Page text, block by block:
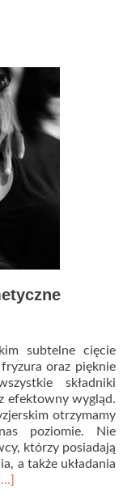
subtelne cięcie
oraz pięknie
składniki
efektowny wygląd.
otrzymamy
poziomie. Nie
którzy posiadają
a także układania
[…]